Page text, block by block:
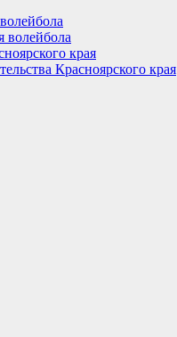
волейбола
края
Красноярского края